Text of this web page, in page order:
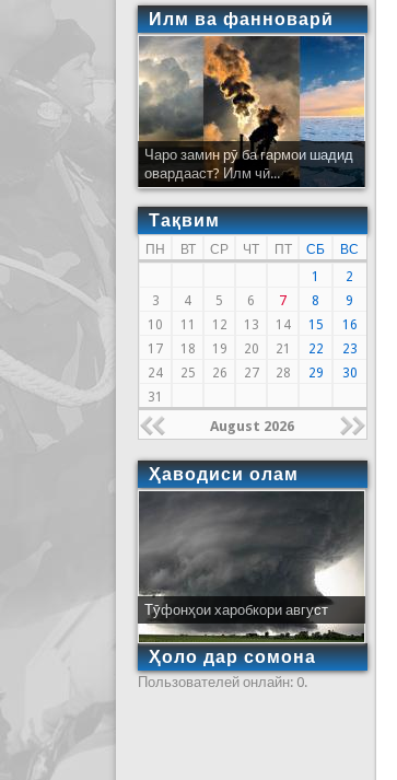
Илм ва фанноварӣ
Чаро замин рӯ ба гармои шадид
овардааст? Илм чӣ...
Тақвим
ПН ВТ СР ЧТ ПТ СБ
ВС
1
2
3
4 5 6 7 8
9
10
11 12 13 14 15
16
17
18 19 20 21 22
23
24
25 26 27 28 29
30
31
August 2026
Ҳаводиси олам
Тӯфонҳои харобкори август
Ҳоло дар сомона
Пользователей онлайн: 0.